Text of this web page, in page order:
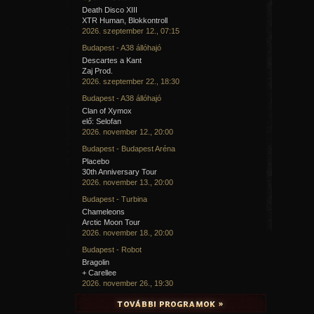
Death Disco XIII
XTR Human, Blokkontroll
2026. szeptember 12., 07:15
Budapest - A38 állóhajó
Descartes a Kant
Zaj Prod.
2026. szeptember 22., 18:30
Budapest - A38 állóhajó
Clan of Xymox
elő: Selofan
2026. november 12., 20:00
Budapest - Budapest Aréna
Placebo
30th Anniversary Tour
2026. november 13., 20:00
Budapest - Turbina
Chameleons
Arctic Moon Tour
2026. november 18., 20:00
Budapest - Robot
Bragolin
+ Carellee
2026. november 26., 19:30